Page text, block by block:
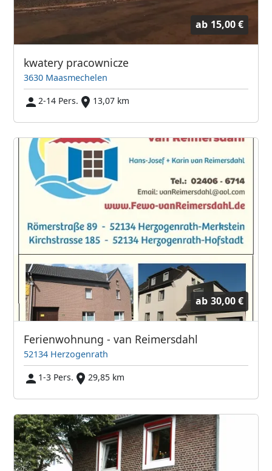
ab 15,00 €
kwatery pracownicze
3630 Maasmechelen
2-14 Pers.
13,07 km
ab 30,00 €
Ferienwohnung - van Reimersdahl
52134 Herzogenrath
1-3 Pers.
29,85 km